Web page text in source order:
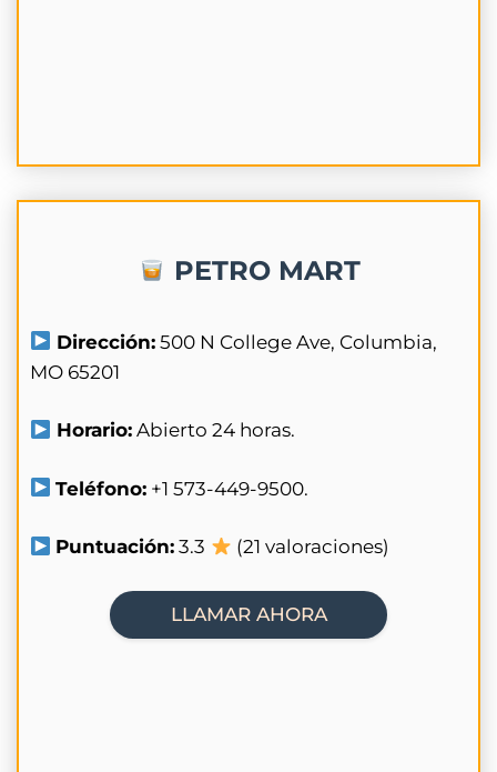
PETRO MART
Dirección: 500 N College Ave, Columbia,
MO 65201
Horario: Abierto 24 horas.
Teléfono: +1 573-449-9500.
Puntuación: 3.3 (21 valoraciones)
LLAMAR AHORA